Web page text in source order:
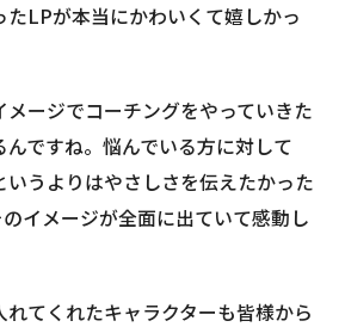
たLPが本当にかわいくて嬉しかっ
ージでコーチングをやっていきた
ですね。悩んでいる方に対して
いうよりはやさしさを伝えたかった
イメージが全面に出ていて感動し
てくれたキャラクターも皆様から